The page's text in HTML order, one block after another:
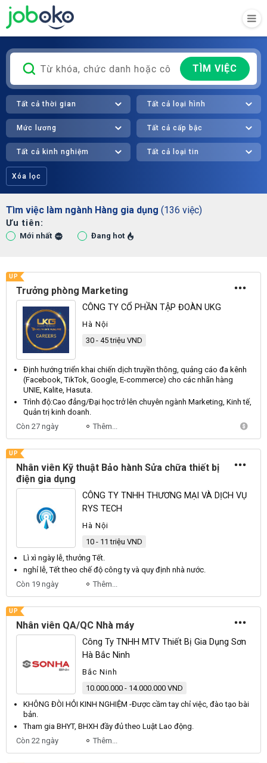
TÌM VIỆC
Tất cả thời gian Tất cả loại hình
Mức lương Tất cả cấp bậc
Tất cả kinh nghiệm Tất cả loại tin
Xóa lọc
Tìm việc làm ngành Hàng gia dụng (136 việc)
Ưu tiên:
Mới nhất Đang hot
UP
Trưởng phòng Marketing
CÔNG TY CỔ PHẦN TẬP ĐOÀN UKG
Hà Nội
30 - 45 triệu VND
Định hướng triển khai chiến dịch truyền thông, quảng cáo đa kênh
(Facebook,TikTok, Google, E-commerce) cho các nhãn hàng
UNIE, Kalite, Hasuta.
Trình độ:Cao đẳng/Đại học trở lên chuyên ngành Marketing, Kinh tế,
Quản trị kinh doanh.
Còn 27 ngày
Thêm...
UP
Nhân viên Kỹ thuật Bảo hành Sửa chữa thiết bị
điện gia dụng
CÔNG TY TNHH THƯƠNG MẠI VÀ DỊCH VỤ
RYS TECH
Hà Nội
10 - 11 triệu VND
Lì xì ngày lễ, thưởngTết.
nghỉ lễ,Tếttheo chế độ công ty và quy định nhà nước.
Còn 19 ngày
Thêm...
UP
Nhân viên QA/QC Nhà máy
Công Ty TNHH MTV Thiết Bị Gia Dụng Sơn
Hà Bắc Ninh
Bắc Ninh
10.000.000 - 14.000.000 VND
KHÔNG ĐÒI HỎI KINH NGHIỆM -Được cầm tay chỉ việc, đào tạo bài
bản.
Tham gia BHYT, BHXH đầy đủ theo Luật Lao động.
Còn 22 ngày
Thêm...